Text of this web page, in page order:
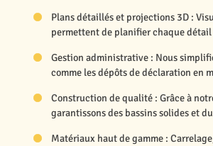
Plans détaillés et projections 3D :
permettent de planifier chaque
Gestion administrative : Nous
comme les dépôts de déclaration en
Construction de qualité : Grâce à
garantissons des bassins solides et
Matériaux haut de gamme :